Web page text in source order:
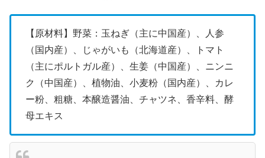
【原材料】野菜：玉ねぎ（主に中国産）、人参
（国内産）、じゃがいも（北海道産）、トマト
（主にポルトガル産）、生姜（中国産）、ニンニ
ク（中国産）、植物油、小麦粉（国内産）、カレ
ー粉、粗糖、本醸造醤油、チャツネ、香辛料、酵
母エキス